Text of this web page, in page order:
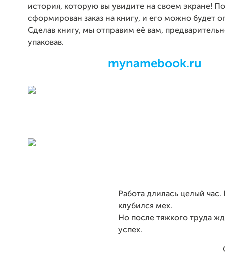
история, которую вы увидите на своем экране!
сформирован заказ на книгу, и его можно будет
Сделав книгу, мы отправим её вам,
упаковав.
mynamebook.ru
Работа длилась целый час.
клубился мех.
Но после тяжкого труда
успех.